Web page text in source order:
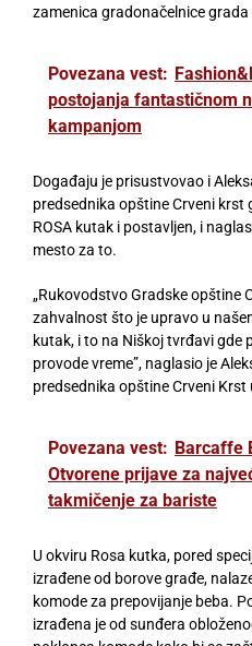
zamenica gradonačelnice grada
Povezana vest:
postojanja fantastičnom
kampanjom
Događaju je prisustvovao i
predsednika opštine Crveni krst
ROSA kutak i postavljen, i
mesto za to.
„Rukovodstvo Gradske opštine
zahvalnost što je upravo u
kutak, i to na Niškoj tvrđavi gde
provode vreme”, naglasio je
predsednika opštine Crveni Krst
Povezana vest: Barcaffe
Otvorene prijave za
takmičenje za bariste
U okviru Rosa kutka, pored
izrađene od borove građe,
komode za prepovijanje beba.
izrađena je od sunđera